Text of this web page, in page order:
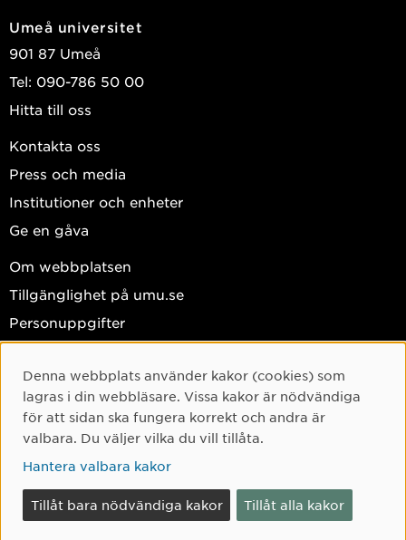
Umeå universitet
901 87 Umeå
Tel: 090-786 50 00
Hitta till oss
Kontakta oss
Press och media
Institutioner och enheter
Ge en gåva
Om webbplatsen
Tillgänglighet på umu.se
Personuppgifter
Facebook
Instagram
TikTok
Youtube
LinkedIn
Cookie-samtycke
Denna webbplats använder kakor (cookies) som
lagras i din webbläsare. Vissa kakor är nödvändiga
för att sidan ska fungera korrekt och andra är
valbara. Du väljer vilka du vill tillåta.
Hantera valbara kakor
Tillåt bara nödvändiga kakor Tillåt alla kakor